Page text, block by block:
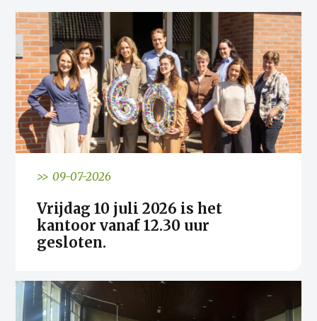
>> 09-07-2026
Vrijdag 10 juli 2026 is het
kantoor vanaf 12.30 uur
gesloten.